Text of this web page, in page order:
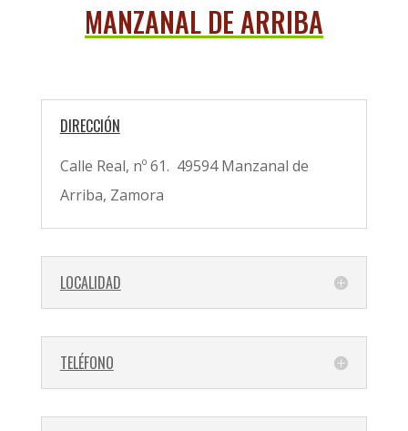
MANZANAL DE ARRIBA
DIRECCIÓN
Calle Real, nº 61. 49594 Manzanal de
Arriba, Zamora
LOCALIDAD
TELÉFONO